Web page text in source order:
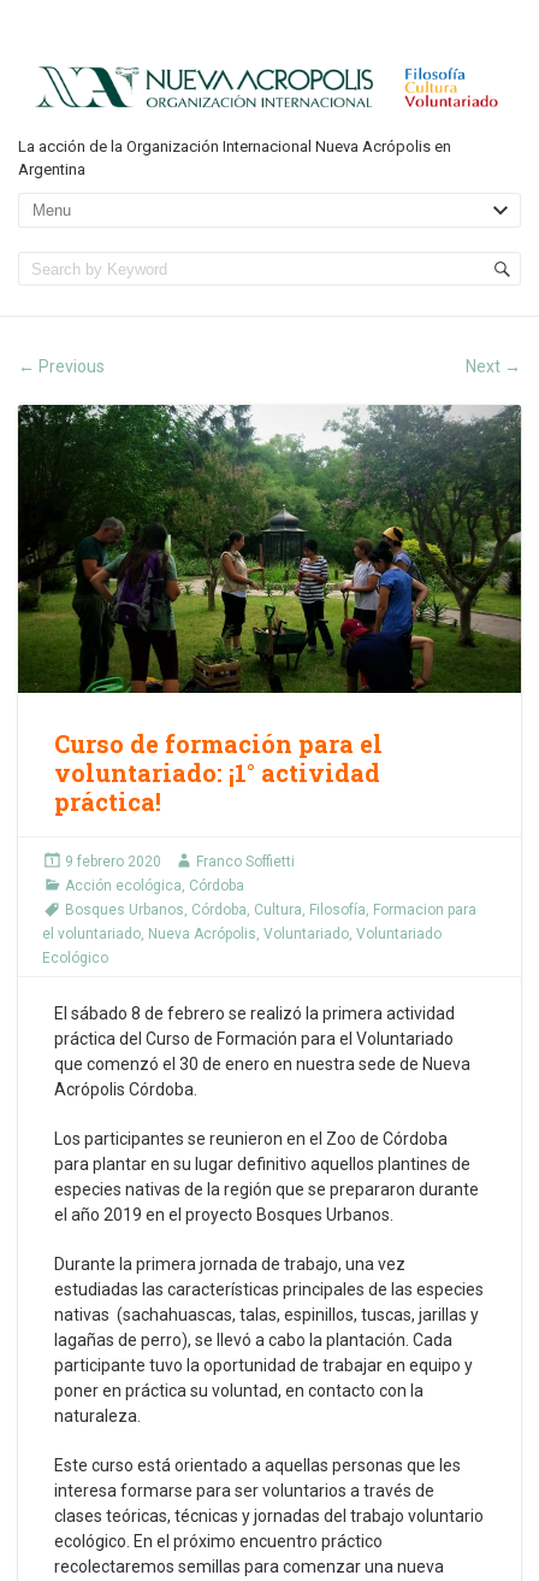
La acción de la Organización Internacional Nueva Acrópolis en
Argentina
← Previous Next →
Curso de formación para el
voluntariado: ¡1° actividad
práctica!
9 febrero 2020
Franco Soffietti
Acción ecológica, Córdoba
Bosques Urbanos, Córdoba, Cultura, Filosofía, Formacion para
el voluntariado, Nueva Acrópolis, Voluntariado, Voluntariado
Ecológico
El sábado 8 de febrero se realizó la primera actividad
práctica del Curso de Formación para el Voluntariado
que comenzó el 30 de enero en nuestra sede de Nueva
Acrópolis Córdoba.
Los participantes se reunieron en el Zoo de Córdoba
para plantar en su lugar definitivo aquellos plantines de
especies nativas de la región que se prepararon durante
el año 2019 en el proyecto Bosques Urbanos.
Durante la primera jornada de trabajo, una vez
estudiadas las características principales de las especies
nativas (sachahuascas, talas, espinillos, tuscas, jarillas y
lagañas de perro), se llevó a cabo la plantación. Cada
participante tuvo la oportunidad de trabajar en equipo y
poner en práctica su voluntad, en contacto con la
naturaleza.
Este curso está orientado a aquellas personas que les
interesa formarse para ser voluntarios a través de
clases teóricas, técnicas y jornadas del trabajo voluntario
ecológico. En el próximo encuentro práctico
recolectaremos semillas para comenzar una nueva